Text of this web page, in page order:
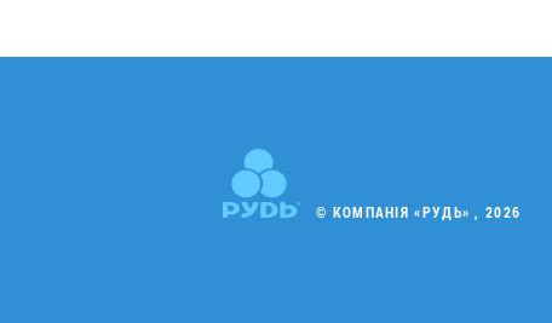
© КОМПАНІЯ «РУДЬ» , 2026